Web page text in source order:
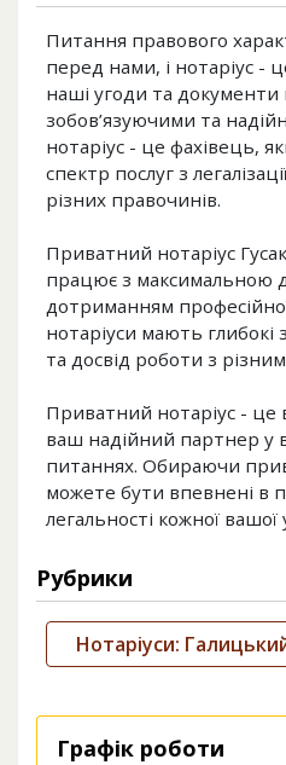
Питання правового
перед нами, і нотаріус -
наші угоди та
зобов’язуючими та
нотаріус - це фахівець,
спектр послуг з
різних правочинів.
Приватний нотаріус
працює з максимальною
дотриманням
нотаріуси мають глибокі
та досвід роботи з
Приватний нотаріус - це
ваш надійний партнер у
питаннях. Обираючи
можете бути впевнені в
легальності кожної вашої
Рубрики
Нотаріуси:
Графік роботи